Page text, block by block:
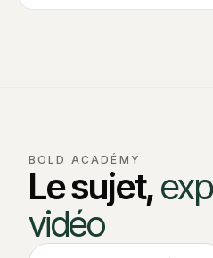
BOLD ACADÉMY
Le sujet,
vidéo